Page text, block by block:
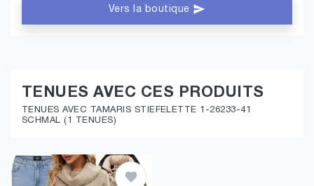
Vers la boutique
TENUES AVEC CES PRODUITS
TENUES AVEC TAMARIS STIEFELETTE 1-26233-41
SCHMAL (1 TENUES)